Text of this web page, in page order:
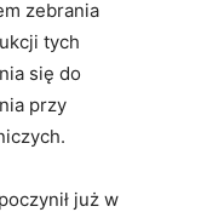
zebrania
tych
się do
przy
już w